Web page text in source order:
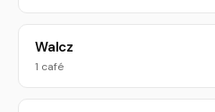
Walcz
1 café